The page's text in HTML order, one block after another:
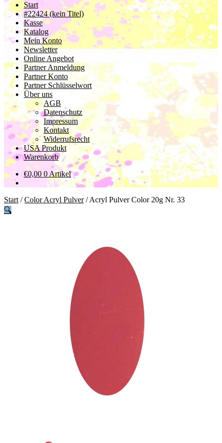
Start
#22424 (kein Titel)
Kasse
Katalog
Mein Konto
Newsletter
Online Angebot
Partner Anmeldung
Partner Konto
Partner Schlüsselwort
Über uns
AGB
Datenschutz
Impressum
Kontakt
Widerrufsrecht
USA Produkt
Warenkorb
€0,00 0 Artikel
Start /Color Acryl Pulver/Acryl Pulver Color 20g Nr. 33
🔍